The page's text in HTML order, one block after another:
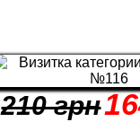
210 грн